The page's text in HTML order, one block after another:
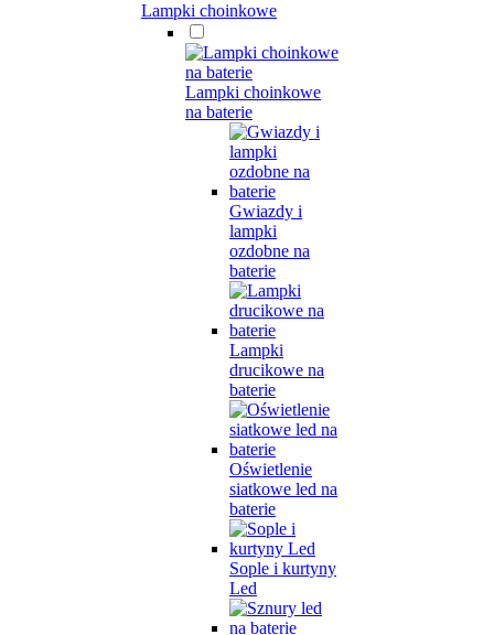
Lampki choinkowe
Lampki choinkowe
na baterie
Gwiazdy i
lampki
ozdobne na
baterie
Lampki
drucikowe na
baterie
Oświetlenie
siatkowe led na
baterie
Sople i kurtyny
Led